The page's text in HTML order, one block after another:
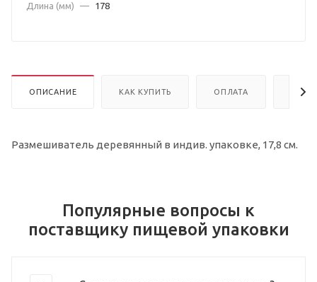
Длина (мм)
— 178
ОПИСАНИЕ КАК КУПИТЬ ОПЛАТА
Размешиватель деревянный в индив. упаковке, 17,8 см.
Популярные вопросы к
поставщику пищевой упаковки